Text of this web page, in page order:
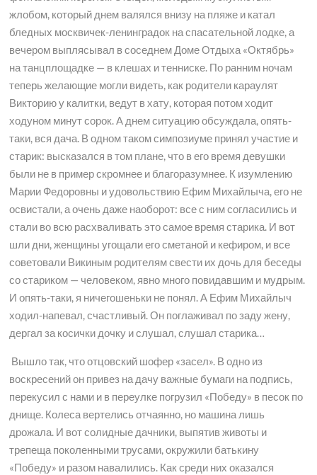
жлобом, который днем валялся внизу на пляже и катал
бледных москвичек-ленинградок на спасательной лодке, а
вечером выплясывал в соседнем Доме Отдыха «Октябрь»
на танцплощадке — в клешах и тенниске. По ранним ночам
теперь желающие могли видеть, как родители караулят
Викторию у калитки, ведут в хату, которая потом ходит
ходуном минут сорок. А днем ситуацию обсуждала, опять-
таки, вся дача. В одном таком симпозиуме принял участие и
старик: высказался в том плане, что в его время девушки
были не в пример скромнее и благоразумнее. К изумлению
Марии Федоровны и удовольствию Ефим Михайлыча, его не
освистали, а очень даже наоборот: все с ним согласились и
стали во всю расхваливать это самое время старика. И вот
шли дни, женщины угощали его сметаной и кефиром, и все
советовали Викиным родителям свести их дочь для беседы
со стариком — человеком, явно много повидавшим и мудрым.
И опять-таки, я ничегошеньки не понял. А Ефим Михайлыч
ходил-напевал, счастливый. Он поглаживал по заду жену,
дергал за косички дочку и слушал, слушал старика…
Вышло так, что отцовский шофер «засел». В одно из
воскресений он привез на дачу важные бумаги на подпись,
перекусил с нами и в переулке погрузил «Победу» в песок по
днище. Колеса вертелись отчаянно, но машина лишь
дрожала. И вот солидные дачники, выпятив животы и
трепеща поколенными трусами, окружили батькину
«Победу» и разом навалились. Как среди них оказался